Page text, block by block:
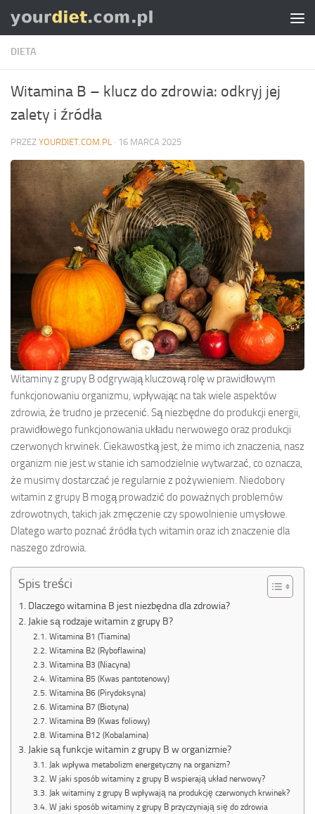
Skip to content
DIETA
Witamina B – klucz do zdrowia: odkryj jej
zalety i źródła
PRZEZ YOURDIET.COM.PL · 16 MARCA 2025
Witaminy z grupy B odgrywają kluczową rolę w prawidłowym
funkcjonowaniu organizmu, wpływając na tak wiele aspektów
zdrowia, że trudno je przecenić. Są niezbędne do produkcji energii,
prawidłowego funkcjonowania układu nerwowego oraz produkcji
czerwonych krwinek. Ciekawostką jest, że mimo ich znaczenia, nasz
organizm nie jest w stanie ich samodzielnie wytwarzać, co oznacza,
że musimy dostarczać je regularnie z pożywieniem. Niedobory
witamin z grupy B mogą prowadzić do poważnych problemów
zdrowotnych, takich jak zmęczenie czy spowolnienie umysłowe.
Dlatego warto poznać źródła tych witamin oraz ich znaczenie dla
naszego zdrowia.
Spis treści
Dlaczego witamina B jest niezbędna dla zdrowia?
Jakie są rodzaje witamin z grupy B?
Witamina B1 (Tiamina)
Witamina B2 (Ryboflawina)
Witamina B3 (Niacyna)
Witamina B5 (Kwas pantotenowy)
Witamina B6 (Pirydoksyna)
Witamina B7 (Biotyna)
Witamina B9 (Kwas foliowy)
Witamina B12 (Kobalamina)
Jakie są funkcje witamin z grupy B w organizmie?
Jak wpływa metabolizm energetyczny na organizm?
W jaki sposób witaminy z grupy B wspierają układ nerwowy?
Jak witaminy z grupy B wpływają na produkcję czerwonych krwinek?
W jaki sposób witaminy z grupy B przyczyniają się do zdrowia